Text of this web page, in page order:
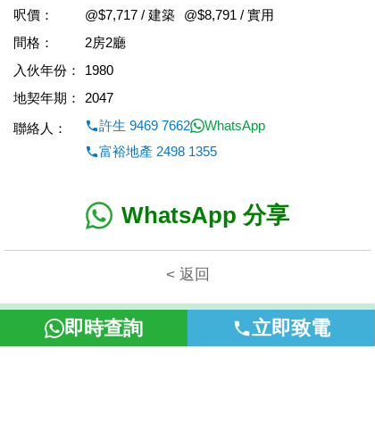
呎價：
@$7,717 / 建築
@$8,791 / 實用
間格：
2房2廳
入伙年份：
1980
地契年期：
2047
聯絡人：
許生 9469 7662
WhatsApp
富裕地產 2498 1355
WhatsApp 分享
< 返回
即時查詢 立即致電
本網頁所提供資料僅作參考用途。若因錯漏而引致任何不便或損
失，富裕地產概不負責。